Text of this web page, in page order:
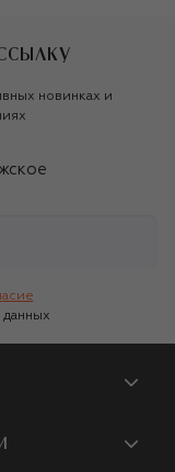
новинках и